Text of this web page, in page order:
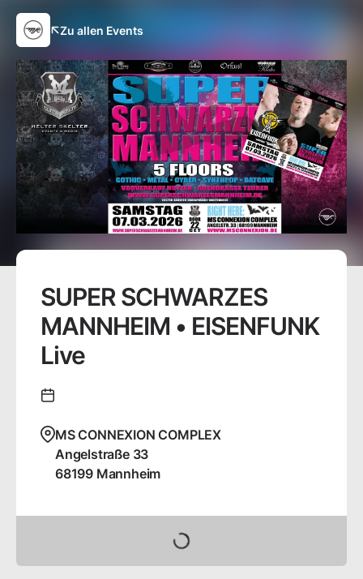
Zu allen Events
SUPER SCHWARZES
MANNHEIM • EISENFUNK
Live
MS CONNEXION COMPLEX
Angelstraße 33
68199 Mannheim
Tickets buchen